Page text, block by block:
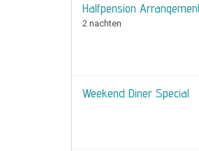
Halfpension
2 nachten
Weekend Diner Special